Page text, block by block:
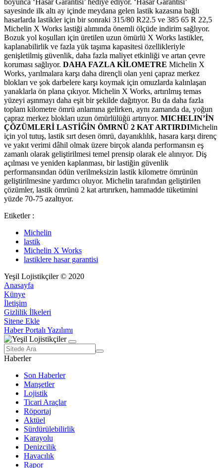
boyunca ‘Hasar Garantisi’ hediye ediyor. ‘Hasar Garantisi’
sayesinde ilk altı ay içinde meydana gelen lastik kazasına bağlı
hasarlarda lastikler için bir sonraki 315/80 R22.5 ve 385 65 R 22,5
Michelin X Works lastiği alımında önemli ölçüde indirim sağlıyor.
Bozuk yol koşulları için üretilen uzun ömürlü X Works lastikler,
kaplanabilirlik ve fazla yük taşıma kapasitesi özellikleriyle
genişletilmiş güvenlik, daha fazla maliyet etkinliği ve artan çevre
koruması sağlıyor. DAHA FAZLA KİLOMETRE Michelin X
Works, yarılmalara karşı daha dirençli olan yeni çapraz merkez
blokları ve şok darbelere karşı koymak için omuzlarda kalınlaşan
yanaklarla ön plana çıkıyor. Michelin X Works, artırılmış temas
yüzeyi aşınmayı daha eşit bir şekilde dağıtıyor. Bu da daha fazla
toplam kilometre ömrü anlamına gelirken, aynı zamanda da, yoğun
çapraz merkez blokları uzun ömürlülüğü artırıyor. MICHELIN’İN
ÇÖZÜMLERİ LASTİĞİN ÖMRNÜ 2 KAT ARTIRDIMichelin
için yol tutuş, lastik sırt desen ömrü, dayanıklılık, hasara karşı direnç
ve yakıt verimi dâhil olmak üzere birçok alanda performansın eş
zamanlı olarak geliştirilmesi temel prensip olarak ele alınıyor. Diş
açılması ve yeniden kaplanması, bir lastiğin güvenlik
performansından ödün verilmeksizin lastik kilometre ömrünün
geliştirilmesine yardımcı oluyor. Michelin tarafından geliştirilen
çözümler, lastik ömrünü 2 kat artırırken, hammadde tüketimini
yüzde 70-75 azaltıyor.
Etiketler :
Michelin
lastik
Michelin X Works
lastiklere hasar garantisi
Yeşil Lojistikçiler © 2020
Anasayfa
Künye
İletişim
Gizlilik İlkeleri
Sitene Ekle
Haber Portalı Yazılımı
Haberler
Son Haberler
Manşetler
Lojistik
Ticari Araçlar
Röportaj
Aktüel
Sürdürülebilirlik
Karayolu
Denizcilik
Havacılık
Rapor